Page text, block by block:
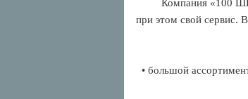
Компания «100
при этом свой сервис.
• большой